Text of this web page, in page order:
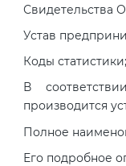
Свидетельства
Устав
Коды статистики;
В
производится
Полное
Его подробное